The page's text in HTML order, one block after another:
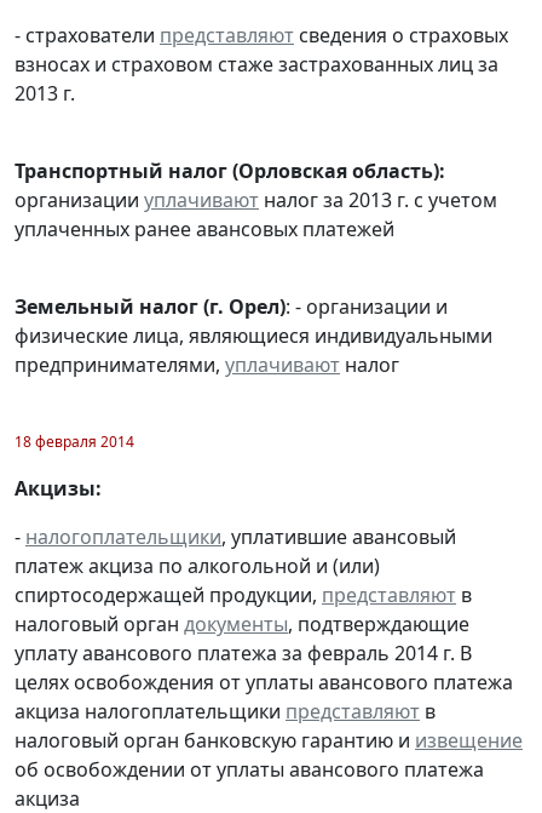
- страхователи представляют сведения о страховых
взносах и страховом стаже застрахованных лиц за
2013 г.
Транспортный налог (Орловская область):
организации уплачивают налог за 2013 г. с учетом
уплаченных ранее авансовых платежей
Земельный налог (г. Орел): - организации и
физические лица, являющиеся индивидуальными
предпринимателями, уплачивают налог
18 февраля 2014
Акцизы:
- налогоплательщики, уплатившие авансовый
платеж акциза по алкогольной и (или)
спиртосодержащей продукции, представляют в
налоговый орган документы, подтверждающие
уплату авансового платежа за февраль 2014 г. В
целях освобождения от уплаты авансового платежа
акциза налогоплательщики представляют в
налоговый орган банковскую гарантию и извещение
об освобождении от уплаты авансового платежа
акциза